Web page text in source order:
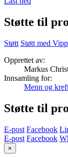
Støtte til
Støtt Støtt med
Opprettet av:
Markus
Innsamling for:
Menn og
Støtte til
E-post Facebook
E-post Facebook
×